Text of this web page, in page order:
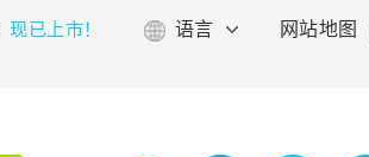
现已上市！ 语言 网站地图